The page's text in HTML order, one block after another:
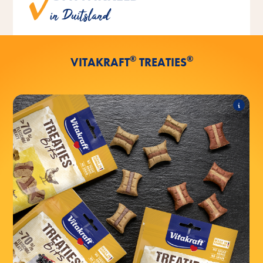
in Duitsland
in onze eigen oven in Duitsland.
VITAKRAFT®TREATIES®
TREATIES
®
Bits
TREATIES
®
Bits komen in de volgende
varianten:
TREATIES
®
Bits met kip
TREATIES
®
Bits met leverworst
TREATIES
®
Bits Superfood met kip & vlierbes